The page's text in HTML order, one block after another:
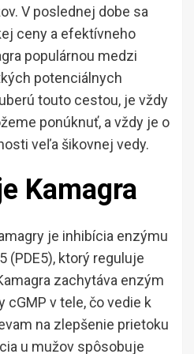
V poslednej dobe sa
ceny a efektívneho
populárnou medzi
potenciálnych
touto cestou, je vždy
ponúknuť, a vždy je o
veľa šikovnej vedy.
Kamagra
je inhibícia enzýmu
ktorý reguluje
zachytáva enzým
cGMP v tele, čo vedie k
na zlepšenie prietoku
u mužov spôsobuje